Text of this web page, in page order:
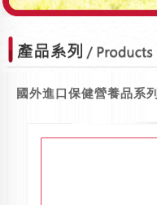
國外進口保健營養品系